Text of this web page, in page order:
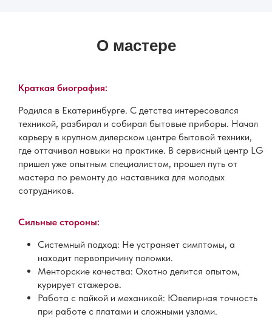
О мастере
Краткая биография:
Родился в Екатеринбурге. С детства интересовался
техникой, разбирал и собирал бытовые приборы. Начал
карьеру в крупном дилерском центре бытовой техники,
где оттачивал навыки на практике. В сервисный центр LG
пришел уже опытным специалистом, прошел путь от
мастера по ремонту до наставника для молодых
сотрудников.
Сильные стороны:
Системный подход: Не устраняет симптомы, а
находит первопричину поломки.
Менторские качества: Охотно делится опытом,
курирует стажеров.
Работа с пайкой и механикой: Ювелирная точность
при работе с платами и сложными узлами.